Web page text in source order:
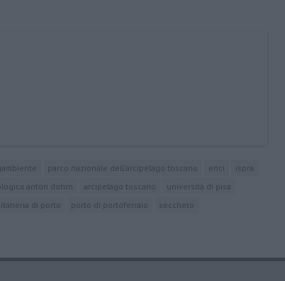
parco nazionale dell'arcipelago toscano enci
ispra
anton dohrn arcipelago toscano
università di pisa
di porto porto di portoferraio seccheto